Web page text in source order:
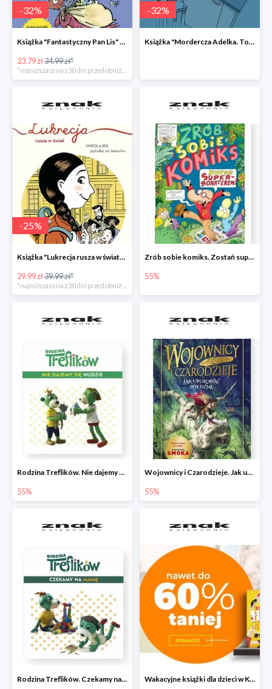
-32%
Książka "Fantastyczny Pan Lis" -32%
23.79 zł34.99 zł*
-32%
Książka "Mordercza Adelka. To się wszystko źle skończy" -32%
-25%
Książka "Lukrecja rusza w świat" -25%
29.99 zł39.99 zł*
*najniższa cena z 30 dni przed obniżką
Zrób sobie komiks. Zostań superbohaterem
55%
Rodzina Treflików. Nie dajemy się nudzie!
55%
Wojownicy i Czarodzieje. Jak upolować wiedźmę
55%
Rodzina Treflików. Czekamy na mamę Wakacyjne książki dla dzieci w Księgarni Znak do -60%